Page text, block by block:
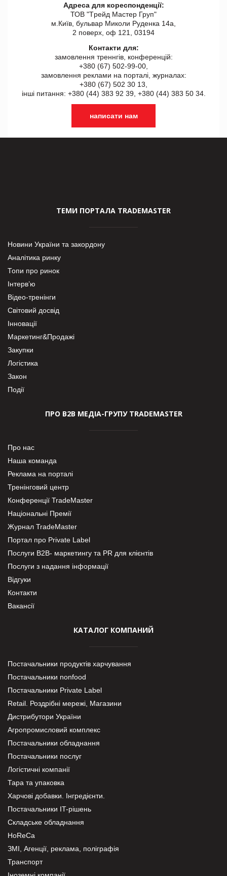
Адреса для кореспонденції:
ТОВ "Tрейд Мастер Груп"
м.Київ, бульвар Миколи Руденка 14а,
2 поверх, оф 121, 03194
Контакти для:
замовлення треннгів, конференцій:
+380 (67) 502-99-00,
замовлення реклами на порталі, журналах:
+380 (67) 502 30 13,
інші питання: +380 (44) 383 92 39, +380 (44) 383 50 34.
написати нам
ТЕМИ ПОРТАЛА TRADEMASTER
Новини України та закордону
Аналітика ринку
Топи про ринок
Інтерв’ю
Відео-тренінги
Світовий досвід
Інновації
Маркетинг&Продажі
Закупки
Логістика
Закон
Події
ПРО В2В МЕДІА-ГРУПУ TRADEMASTER
Про нас
Наша команда
Реклама на порталі
Тренінговий центр
Конференції TradeMaster
Національні Премії
Журнал TradeMaster
Портал про Private Label
Послуги В2В- маркетингу та PR для клієнтів
Послуги з надання інформації
Відгуки
Контакти
Вакансії
КАТАЛОГ КОМПАНИЙ
Постачальники продуктів харчування
Постачальники nonfood
Постачальники Private Label
Retail. Роздрібні мережі, Магазини
Дистрибутори України
Агропромисловий комплекс
Постачальники обладнання
Постачальники послуг
Логістичні компанії
Тара та упаковка
Харчові добавки. Інгредієнти.
Постачальники IT-рішень
Складське обладнання
HoReCa
ЗМІ, Агенції, реклама, поліграфія
Транспорт